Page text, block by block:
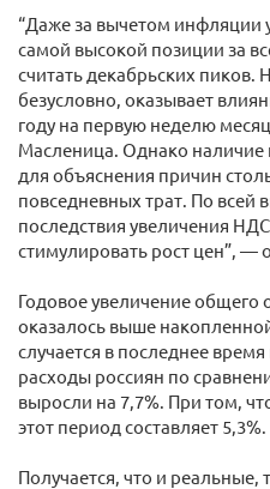
“Даже за вычетом инфляции
самой высокой позиции за
считать декабрьских пиков.
безусловно, оказывает
году на первую неделю
Масленица. Однако наличие
для объяснения причин
повседневных трат. По всей
последствия увеличения
стимулировать рост цен”, —
Годовое увеличение общего
оказалось выше
случается в последнее
расходы россиян по
выросли на 7,7%. При том,
этот период составляет 5,3%.
Получается, что и реальные,